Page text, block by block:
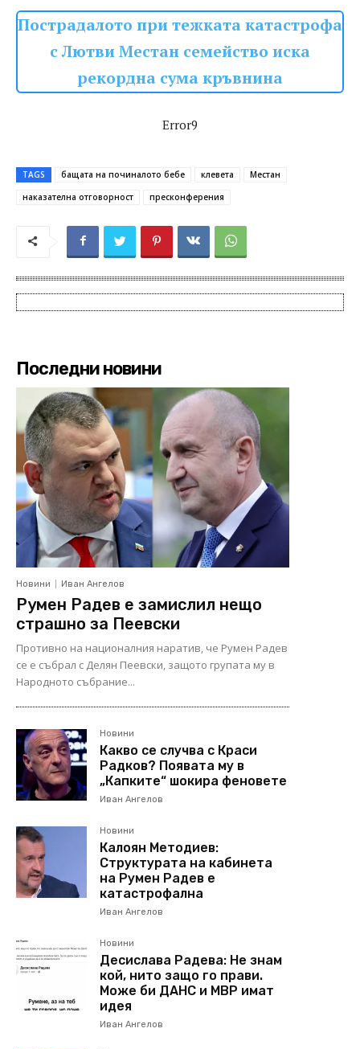
Пострадалото при тежката катастрофа
с Лютви Местан семейство иска
рекордна сума кръвнина
Error9
TAGS бащата на починалото бебе клевета
Местан
наказателна отговорност
пресконферения
Последни новини
Новини Иван Ангелов
Румен Радев е замислил нещо
страшно за Пеевски
Противно на националния наратив, че Румен Радев
се е събрал с Делян Пеевски, защото групата му в
Народното събрание...
Новини
Какво се случва с Краси
Радков? Появата му в
„Капките“ шокира феновете
Иван Ангелов
Новини
Калоян Методиев:
Структурата на кабинета
на Румен Радев е
катастрофална
Иван Ангелов
Новини
Десислава Радева: Не знам
кой, нито защо го прави.
Може би ДАНС и МВР имат
идея
Иван Ангелов